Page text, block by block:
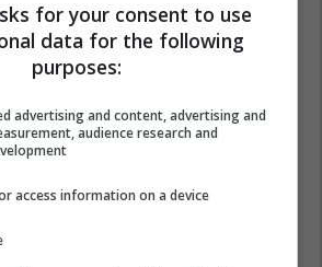
for your consent to use
data for the following
purposes:
advertising and content, advertising and
audience research and
access information on a device